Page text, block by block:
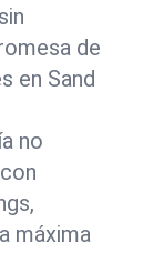
de
en Sand
no
máxima